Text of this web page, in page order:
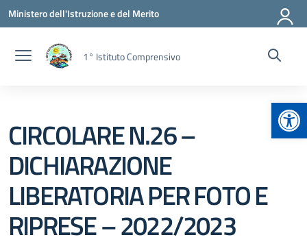
Vai ai contenuti
Vai al menu di navigazione
Vai al footer
Ministero dell'Istruzione e del Merito
1° Istituto Comprensivo
CIRCOLARE N.26 –
DICHIARAZIONE
LIBERATORIA PER FOTO E
RIPRESE – 2022/2023